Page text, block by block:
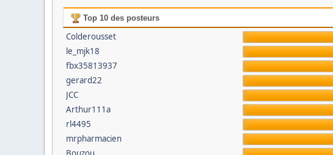
Top 10 des posteurs
Colderousset
le_mjk18
fbx35813937
gerard22
JCC
Arthur111a
rl4495
mrpharmacien